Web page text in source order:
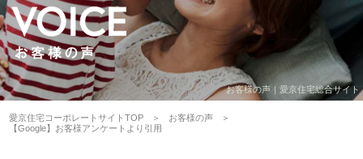
お客様の声｜愛京住宅総合サイト
愛京住宅コーポレートサイトTOP
お客様の声
【Google】お客様アンケートより引用